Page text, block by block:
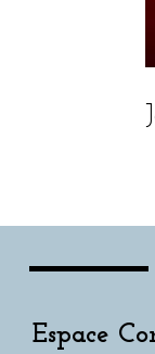
Espace